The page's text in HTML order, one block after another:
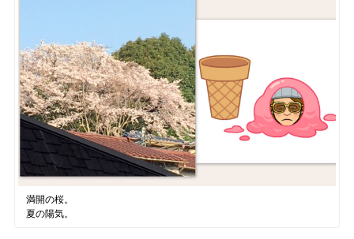
満開の桜。
夏の陽気。